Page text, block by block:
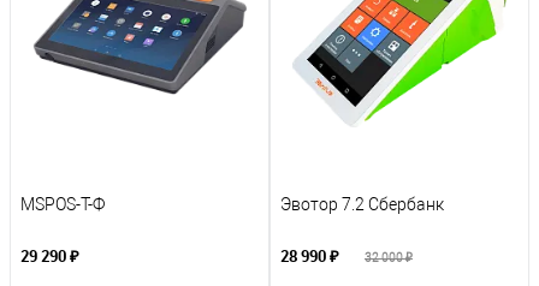
MSPOS-T-Ф
29 290 ₽
Эвотор 7.2 Сбербанк
28 990 ₽ 32 000 ₽